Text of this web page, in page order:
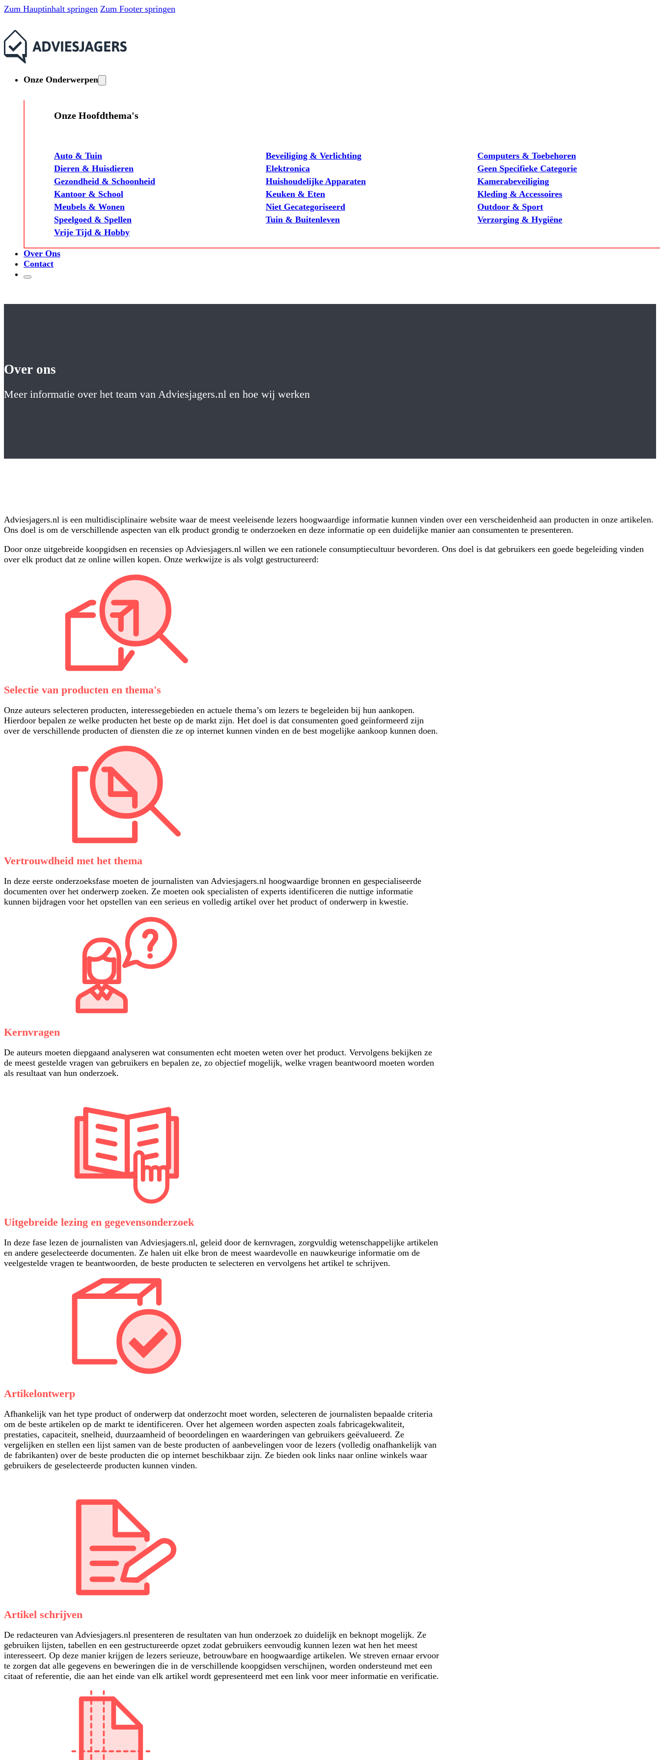
Zum Hauptinhalt springen Zum Footer springen
Onze Onderwerpen
Onze Hoofdthema's
Auto & Tuin Beveiliging & Verlichting
Computers & Toebehoren
Dieren & Huisdieren
Elektronica
Geen Specifieke Categorie
Gezondheid & Schoonheid
Huishoudelijke Apparaten
Kamerabeveiliging
Kantoor & School
Keuken & Eten
Kleding & Accessoires
Meubels & Wonen
Niet Gecategoriseerd
Outdoor & Sport
Speelgoed & Spellen
Tuin & Buitenleven
Verzorging & Hygiëne
Vrije Tijd & Hobby
Over Ons
Contact
Over ons
Meer informatie over het team van Adviesjagers.nl en hoe wij werken
Adviesjagers.nl is een multidisciplinaire website waar de meest veeleisende lezers hoogwaardige informatie kunnen vinden over een verscheidenheid aan producten in onze artikelen.
Ons doel is om de verschillende aspecten van elk product grondig te onderzoeken en deze informatie op een duidelijke manier aan consumenten te presenteren.
Door onze uitgebreide koopgidsen en recensies op Adviesjagers.nl willen we een rationele consumptiecultuur bevorderen. Ons doel is dat gebruikers een goede begeleiding vinden
over elk product dat ze online willen kopen. Onze werkwijze is als volgt gestructureerd:
Selectie van producten en thema's
Onze auteurs selecteren producten, interessegebieden en actuele thema’s om lezers te begeleiden bij hun aankopen.
Hierdoor bepalen ze welke producten het beste op de markt zijn. Het doel is dat consumenten goed geïnformeerd zijn
over de verschillende producten of diensten die ze op internet kunnen vinden en de best mogelijke aankoop kunnen doen.
Vertrouwdheid met het thema
In deze eerste onderzoeksfase moeten de journalisten van Adviesjagers.nl hoogwaardige bronnen en gespecialiseerde
documenten over het onderwerp zoeken. Ze moeten ook specialisten of experts identificeren die nuttige informatie
kunnen bijdragen voor het opstellen van een serieus en volledig artikel over het product of onderwerp in kwestie.
Kernvragen
De auteurs moeten diepgaand analyseren wat consumenten echt moeten weten over het product. Vervolgens bekijken ze
de meest gestelde vragen van gebruikers en bepalen ze, zo objectief mogelijk, welke vragen beantwoord moeten worden
als resultaat van hun onderzoek.
Uitgebreide lezing en gegevensonderzoek
In deze fase lezen de journalisten van Adviesjagers.nl, geleid door de kernvragen, zorgvuldig wetenschappelijke artikelen
en andere geselecteerde documenten. Ze halen uit elke bron de meest waardevolle en nauwkeurige informatie om de
veelgestelde vragen te beantwoorden, de beste producten te selecteren en vervolgens het artikel te schrijven.
Artikelontwerp
Afhankelijk van het type product of onderwerp dat onderzocht moet worden, selecteren de journalisten bepaalde criteria
om de beste artikelen op de markt te identificeren. Over het algemeen worden aspecten zoals fabricagekwaliteit,
prestaties, capaciteit, snelheid, duurzaamheid of beoordelingen en waarderingen van gebruikers geëvalueerd. Ze
vergelijken en stellen een lijst samen van de beste producten of aanbevelingen voor de lezers (volledig onafhankelijk van
de fabrikanten) over de beste producten die op internet beschikbaar zijn. Ze bieden ook links naar online winkels waar
gebruikers de geselecteerde producten kunnen vinden.
Artikel schrijven
De redacteuren van Adviesjagers.nl presenteren de resultaten van hun onderzoek zo duidelijk en beknopt mogelijk. Ze
gebruiken lijsten, tabellen en een gestructureerde opzet zodat gebruikers eenvoudig kunnen lezen wat hen het meest
interesseert. Op deze manier krijgen de lezers serieuze, betrouwbare en hoogwaardige artikelen. We streven ernaar ervoor
te zorgen dat alle gegevens en beweringen die in de verschillende koopgidsen verschijnen, worden ondersteund met een
citaat of referentie, die aan het einde van elk artikel wordt gepresenteerd met een link voor meer informatie en verificatie.